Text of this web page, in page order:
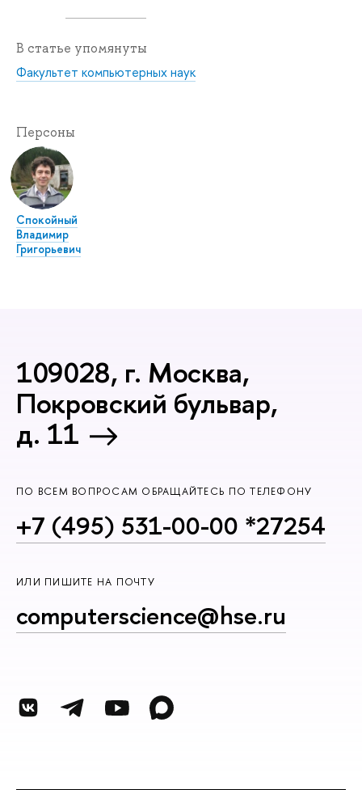
В статье упомянуты
Факультет компьютерных наук
Персоны
Спокойный
Владимир
Григорьевич
109028, г. Москва,
Покровский бульвар,
д. 11
ПО ВСЕМ ВОПРОСАМ ОБРАЩАЙТЕСЬ ПО ТЕЛЕФОНУ
+7 (495) 531-00-00 *27254
ИЛИ ПИШИТЕ НА ПОЧТУ
computerscience@hse.ru